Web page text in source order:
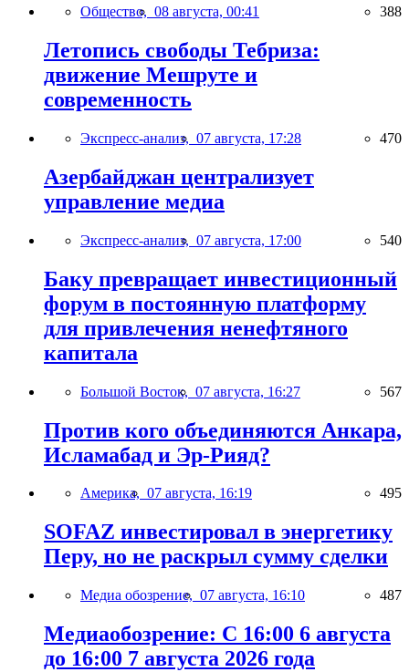
Общество, 08 августа, 00:41 388
Летопись свободы Тебриза:
движение Мешруте и
современность
Экспресс-анализ, 07 августа, 17:28 470
Азербайджан централизует
управление медиа
Экспресс-анализ, 07 августа, 17:00 540
Баку превращает инвестиционный
форум в постоянную платформу
для привлечения ненефтяного
капитала
Большой Восток, 07 августа, 16:27 567
Против кого объединяются Анкара,
Исламабад и Эр-Рияд?
Америка, 07 августа, 16:19 495
SOFAZ инвестировал в энергетику
Перу, но не раскрыл сумму сделки
Медиа обозрение, 07 августа, 16:10 487
Медиаобозрение: С 16:00 6 августа
до 16:00 7 августа 2026 года